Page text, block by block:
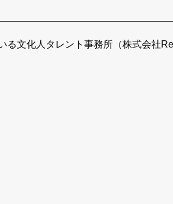
は利用いたしません。 お客様から
子メールや資料のご送付に利用いた
、次のいずれかに該当する場合を除
文化人タレント事務所（株式会社